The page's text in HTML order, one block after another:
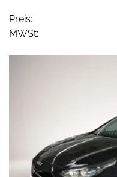
Preis:
MWSt: